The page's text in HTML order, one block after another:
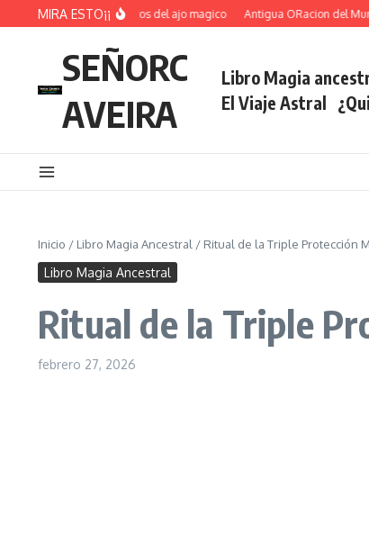
Saltar al contenido
MIRA ESTO¡¡
Ritual voltea hechizos del ajo magico Antigua ORacion del Mundo
SEÑORC
AVEIRA
Libro Magia
El Viaje Astral
Inicio / Libro Magia Ancestral / Ritual de la Triple Protección
Libro Magia Ancestral
Ritual de la Triple
febrero 27, 2026